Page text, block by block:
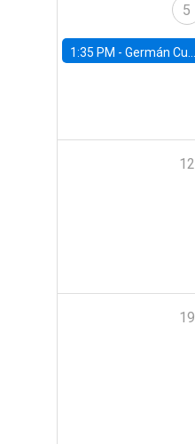
5
1:35 PM - Germán Cubas, University of Houston
12
19